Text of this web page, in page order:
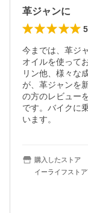
革ジャンに
5
今までは、革ジ
オイルを使って
リン他、様々な
が、革ジャンを
の方のレビュー
です。バイクに
います。
購入したストア
イーライフスト